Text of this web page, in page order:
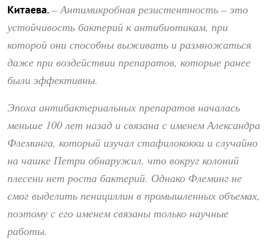
Китаева. – Антимикробная резистентность – это
устойчивость бактерий к антибиотикам, при
которой они способны выживать и размножаться
даже при воздействии препаратов, которые ранее
были эффективны.
Эпоха антибактериальных препаратов началась
меньше 100 лет назад и связана с именем Александра
Флеминга, который изучал стафилококки и случайно
на чашке Петри обнаружил, что вокруг колоний
плесени нет роста бактерий. Однако Флеминг не
смог выделить пенициллин в промышленных объемах,
поэтому с его именем связаны только научные
работы.